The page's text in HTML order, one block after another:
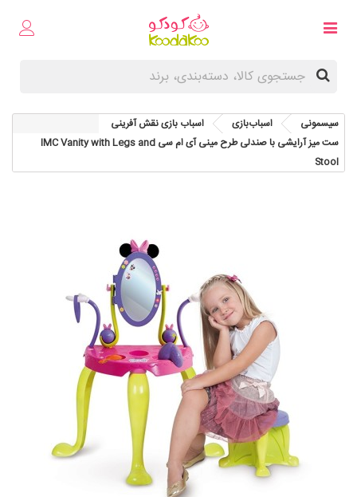
سیسمونی اسباب‌بازی
اسباب بازی نقش آفرینی
ست میز آرایشی با صندلی طرح مینی آی ام سی IMC Vanity with Legs and
Stool